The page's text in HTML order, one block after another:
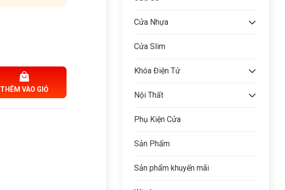
THÊM VÀO GIỎ
Cửa Nhựa
Cửa Slim
Khóa Điện Tử
Nội Thất
Phụ Kiện Cửa
Sản Phẩm
Sản phẩm khuyến mãi